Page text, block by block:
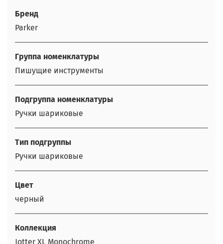
Бренд
Parker
Группа номенклатуры
Пишущие инструменты
Подгруппа номенклатуры
Ручки шариковые
Тип подгруппы
Ручки шариковые
Цвет
черный
Коллекция
Jotter XL Monochrome